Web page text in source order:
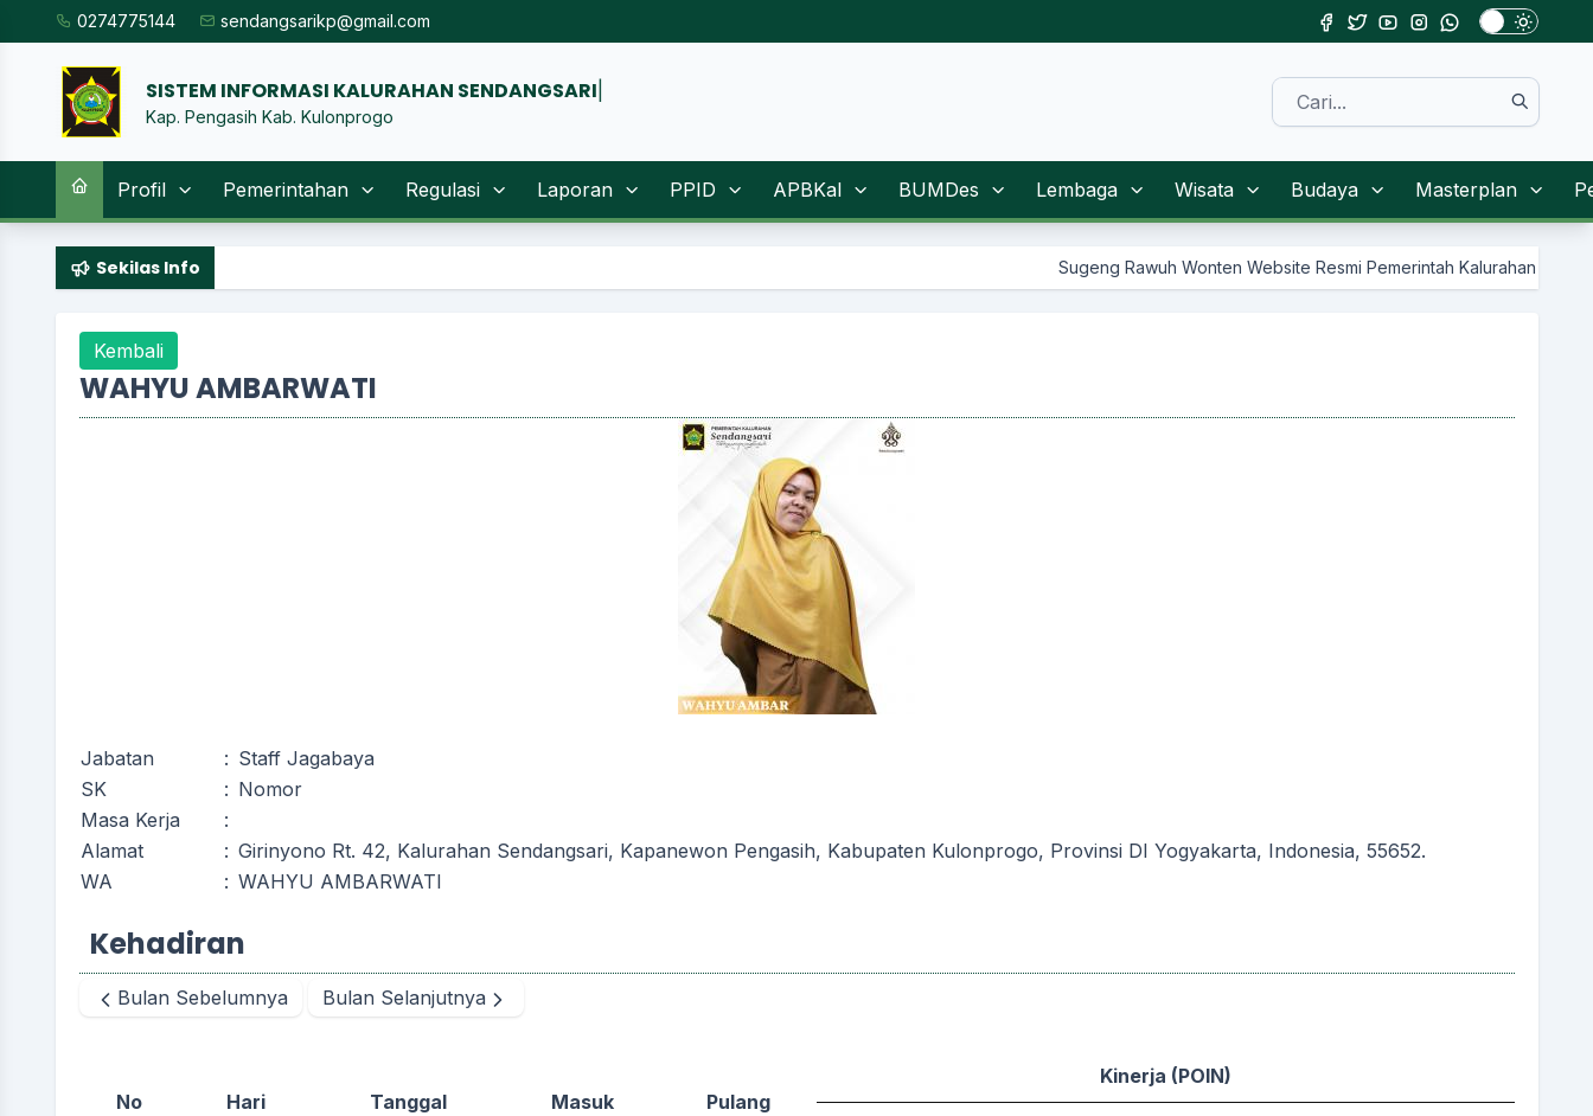
0274775144 sendangsarikp@gmail.com
SISTEM INFORMASI KALURA|
Kap. Pengasih Kab. Kulonprogo
Profil Pemerintahan Regulasi Laporan PPID APBKal BUMDes Lembaga Wisata Budaya Masterplan
Sekilas Info Sugeng Rawuh Wonten Website Resmi Pemerintah Kalurahan Sendangsari
Kembali
WAHYU AMBARWATI
Jabatan : Staff Jagabaya
SK
: Nomor
Masa Kerja
:
Alamat
: Girinyono Rt. 42, Kalurahan Sendangsari, Kapanewon Pengasih, Kabupaten Kulonprogo, Provinsi DI Yogyakarta, Indonesia, 55652.
WA
: WAHYU AMBARWATI
Kehadiran
Bulan Sebelumnya Bulan Selanjutnya
No Hari Tanggal Masuk Pulang
Kinerja (POIN)